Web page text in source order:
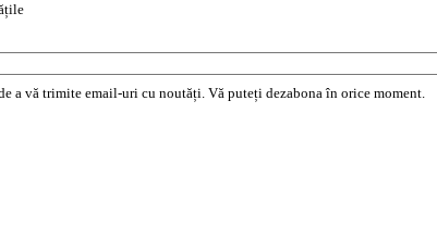
a vă trimite email-uri cu noutăți. Vă puteți dezabona în orice moment.